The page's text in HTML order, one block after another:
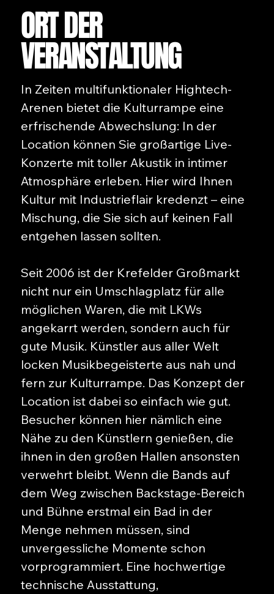
ORT DER
VERANSTALTUNG
In Zeiten multifunktionaler Hightech-
Arenen bietet die Kulturrampe eine
erfrischende Abwechslung: In der
Location können Sie großartige Live-
Konzerte mit toller Akustik in intimer
Atmosphäre erleben. Hier wird Ihnen
Kultur mit Industrieflair kredenzt – eine
Mischung, die Sie sich auf keinen Fall
entgehen lassen sollten.
Seit 2006 ist der Krefelder Großmarkt
nicht nur ein Umschlagplatz für alle
möglichen Waren, die mit LKWs
angekarrt werden, sondern auch für
gute Musik. Künstler aus aller Welt
locken Musikbegeisterte aus nah und
fern zur Kulturrampe. Das Konzept der
Location ist dabei so einfach wie gut.
Besucher können hier nämlich eine
Nähe zu den Künstlern genießen, die
ihnen in den großen Hallen ansonsten
verwehrt bleibt. Wenn die Bands auf
dem Weg zwischen Backstage-Bereich
und Bühne erstmal ein Bad in der
Menge nehmen müssen, sind
unvergessliche Momente schon
vorprogrammiert. Eine hochwertige
technische Ausstattung,